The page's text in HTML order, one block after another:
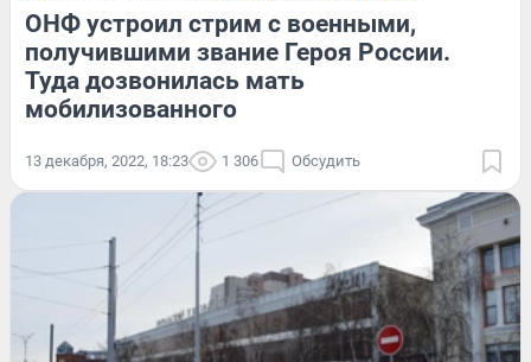
ОНФ устроил стрим с военными,
получившими звание Героя России.
Туда дозвонилась мать
мобилизованного
13 декабря, 2022, 18:23 1 306 Обсудить